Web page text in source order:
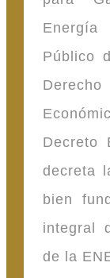
Público
Decreto
decreta
bien
integral
de la